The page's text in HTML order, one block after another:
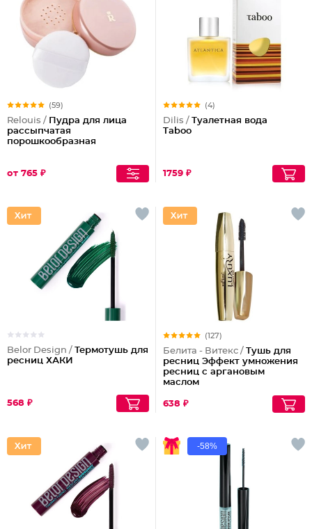
(59)
Relouis / Пудра для лица
рассыпчатая
порошкообразная
от 765 ₽
(4)
Dilis / Туалетная вода
Taboo
1759 ₽
Belor Design / Термотушь для
ресниц ХАКИ
568 ₽
(127)
Белита - Витекс / Тушь для
ресниц Эффект умножения
ресниц с аргановым
маслом
638 ₽
-58%